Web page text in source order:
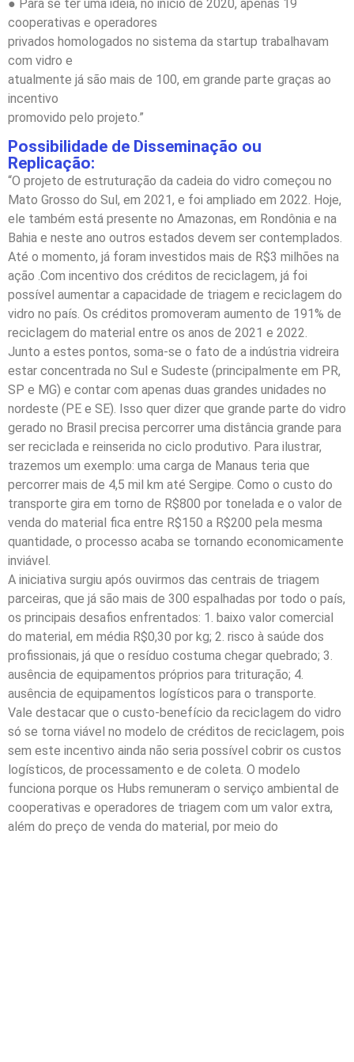
● Para se ter uma ideia, no início de 2020, apenas 19
cooperativas e operadores
privados homologados no sistema da startup trabalhavam
com vidro e
atualmente já são mais de 100, em grande parte graças ao
incentivo
promovido pelo projeto.”
Possibilidade de Disseminação ou
Replicação:
“O projeto de estruturação da cadeia do vidro começou no
Mato Grosso do Sul, em 2021, e foi ampliado em 2022. Hoje,
ele também está presente no Amazonas, em Rondônia e na
Bahia e neste ano outros estados devem ser contemplados.
Até o momento, já foram investidos mais de R$3 milhões na
ação .Com incentivo dos créditos de reciclagem, já foi
possível aumentar a capacidade de triagem e reciclagem do
vidro no país. Os créditos promoveram aumento de 191% de
reciclagem do material entre os anos de 2021 e 2022.
Junto a estes pontos, soma-se o fato de a indústria vidreira
estar concentrada no Sul e Sudeste (principalmente em PR,
SP e MG) e contar com apenas duas grandes unidades no
nordeste (PE e SE). Isso quer dizer que grande parte do vidro
gerado no Brasil precisa percorrer uma distância grande para
ser reciclada e reinserida no ciclo produtivo. Para ilustrar,
trazemos um exemplo: uma carga de Manaus teria que
percorrer mais de 4,5 mil km até Sergipe. Como o custo do
transporte gira em torno de R$800 por tonelada e o valor de
venda do material fica entre R$150 a R$200 pela mesma
quantidade, o processo acaba se tornando economicamente
inviável.
A iniciativa surgiu após ouvirmos das centrais de triagem
parceiras, que já são mais de 300 espalhadas por todo o país,
os principais desafios enfrentados: 1. baixo valor comercial
do material, em média R$0,30 por kg; 2. risco à saúde dos
profissionais, já que o resíduo costuma chegar quebrado; 3.
ausência de equipamentos próprios para trituração; 4.
ausência de equipamentos logísticos para o transporte.
Vale destacar que o custo-benefício da reciclagem do vidro
só se torna viável no modelo de créditos de reciclagem, pois
sem este incentivo ainda não seria possível cobrir os custos
logísticos, de processamento e de coleta. O modelo
funciona porque os Hubs remuneram o serviço ambiental de
cooperativas e operadores de triagem com um valor extra,
além do preço de venda do material, por meio do